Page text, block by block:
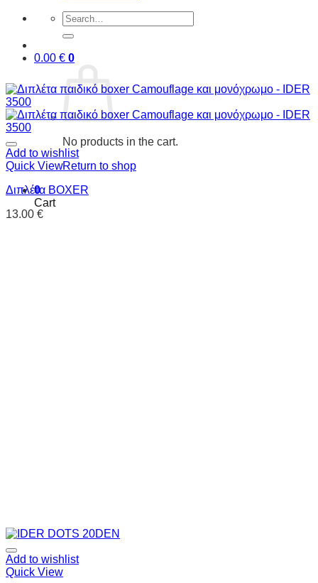
Search
for:
0.00 € 0
No products in the cart.
Return to shop
0
Cart
Add to wishlist
Quick View
Διπλέτα BOXER
13.00 €
Add to wishlist
Quick View